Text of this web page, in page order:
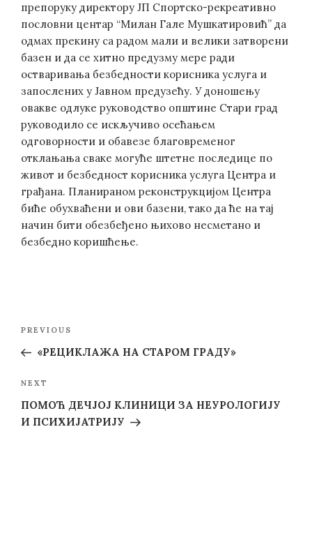
препоруку директору ЈП Спортско-рекреативно
пословни центар “Милан Гале Мушкатировић” да
одмах прекину са радом мали и велики затворени
базен и да се хитно предузму мере ради
остваривања безбедности корисника услуга и
запослених у Јавном предузећу. У доношењу
овакве одлуке руководство општине Стари град
руководило се искључиво осећaњем
одговорности и обавезе благовременог
отклањања сваке могуће штетне последице по
живот и безбедност корисника услуга Центра и
грађана. Планираном реконструкцијом Центра
биће обухваћени и ови базени, тако да ће на тај
начин бити обезбеђено њихово несметано и
безбедно коришћење.
Post
Previous
Post
PREVIOUS
«РЕЦИКЛАЖА НА СТАРОМ ГРАДУ»
Next
Post
NEXT
ПОМОЋ ДЕЧЈОЈ КЛИНИЦИ ЗА НЕУРОЛОГИЈУ
И ПСИХИЈАТРИЈУ